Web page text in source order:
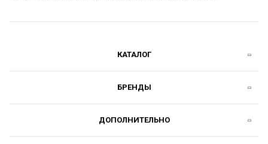
КАТАЛОГ
БРЕНДЫ
ДОПОЛНИТЕЛЬНО